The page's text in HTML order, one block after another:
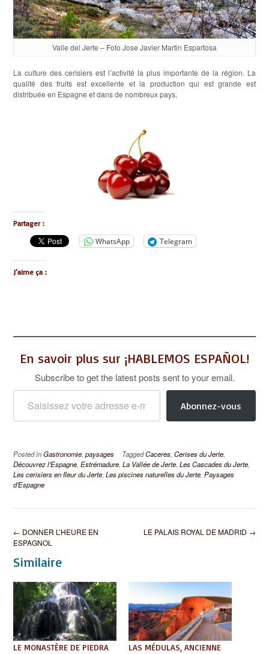
Valle del Jerte – Foto Jose Javier Martin Espartosa
La culture des cerisiers est l’activité la plus importante de la région. La
qualité des fruits est excellente et la production qui est grande est
distribuée en Espagne et dans de nombreux pays.
Partager :
WhatsApp Telegram
J’aime ça :
En savoir plus sur ¡HABLEMOS ESPAÑOL!
Subscribe to get the latest posts sent to your email.
Saisissez votre adresse e-mail…
Abonnez-vous
Posted inGastronomie, paysages TaggedCaceres, Cerises du Jerte,
Découvrez l'Espagne, Estrémadure, La Vallée de Jerte, Les Cascades du Jerte,
Les cerisiers en fleur du Jerte, Les piscines naturelles du Jerte, Paysages
d'Espagne
Post
navigation
LE PALAIS ROYAL DE MADRID →
← DONNER L’HEURE EN
ESPAGNOL
Similaire
LE MONASTÈRE DE PIEDRA
LAS MÉDULAS, ANCIENNE